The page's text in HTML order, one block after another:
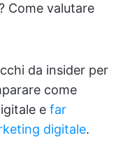
Come valutare
da insider per
come
e far
digitale.